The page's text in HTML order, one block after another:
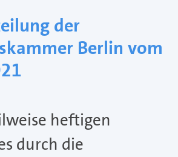
der
Berlin vom
heftigen
durch die